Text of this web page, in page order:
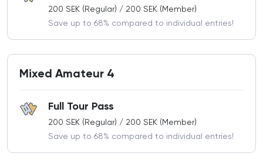
200 SEK (Regular) / 200 SEK (Member)
Save up to 68% compared to individual entries!
Mixed Amateur 4
Full Tour Pass
200 SEK (Regular) / 200 SEK (Member)
Save up to 68% compared to individual entries!